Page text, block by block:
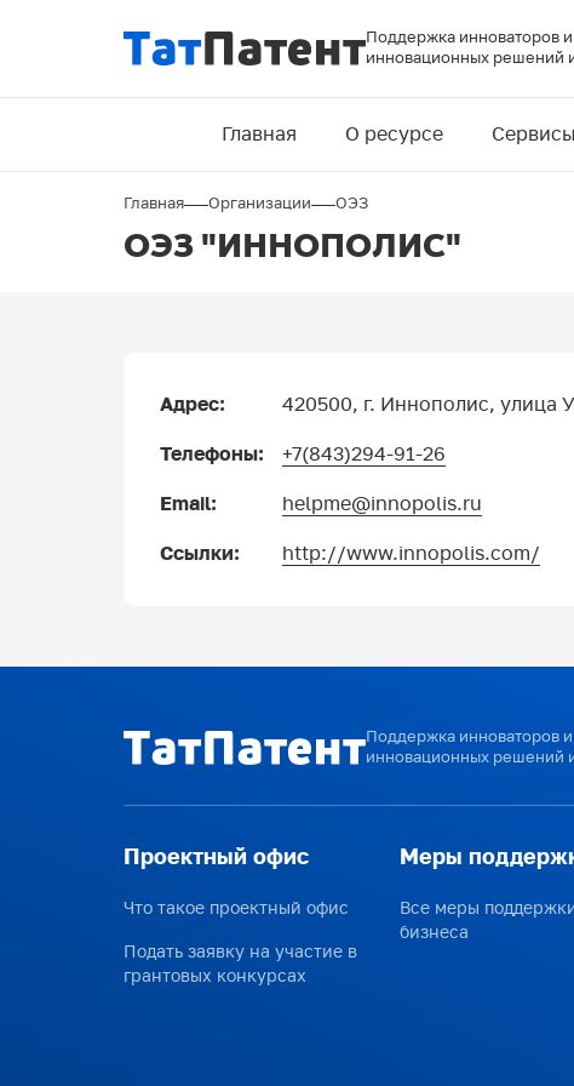
Поддержка инноваторов
инновационных решений
Основная
навигация
Главная О ресурсе Сервисы
Строка
навигации
Главная Организации ОЭЗ
ОЭЗ "ИННОПОЛИС"
Адрес: 420500, г. Иннополис, улица
Телефоны: +7(843)294-91-26
Email: helpme@innopolis.ru
Ссылки: http://www.innopolis.com/
Поддержка инноваторов
инновационных решений
Проектный офис
Что такое проектный офис
Подать заявку на участие в
грантовых конкурсах
Меры
Все меры
бизнеса